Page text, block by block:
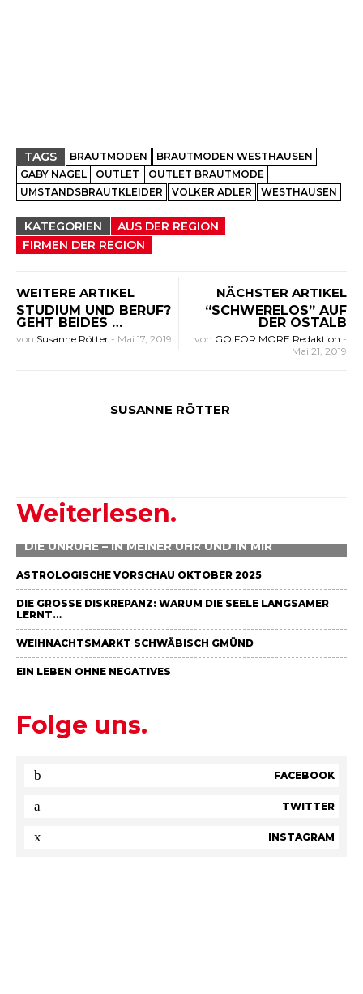
TAGS BRAUTMODEN
BRAUTMODEN WESTHAUSEN
GABY NAGEL
OUTLET
OUTLET BRAUTMODE
UMSTANDSBRAUTKLEIDER
VOLKER ADLER WESTHAUSEN
KATEGORIEN
AUS DER REGION
FIRMEN DER REGION
WEITERE ARTIKEL
STUDIUM UND BERUF?
GEHT BEIDES …
von Susanne Rötter - Mai 17, 2019
NÄCHSTER ARTIKEL
“SCHWERELOS” AUF
DER OSTALB
von GO FOR MORE Redaktion -
Mai 21, 2019
SUSANNE RÖTTER
Weiterlesen.
DIE UNRUHE – IN MEINER UHR UND IN MIR
ASTROLOGISCHE VORSCHAU OKTOBER 2025
DIE GROSSE DISKREPANZ: WARUM DIE SEELE LANGSAMER L
ERNT…
WEIHNACHTSMARKT SCHWÄBISCH GMÜND
EIN LEBEN OHNE NEGATIVES
Folge uns.
FACEBOOK
TWITTER
INSTAGRAM